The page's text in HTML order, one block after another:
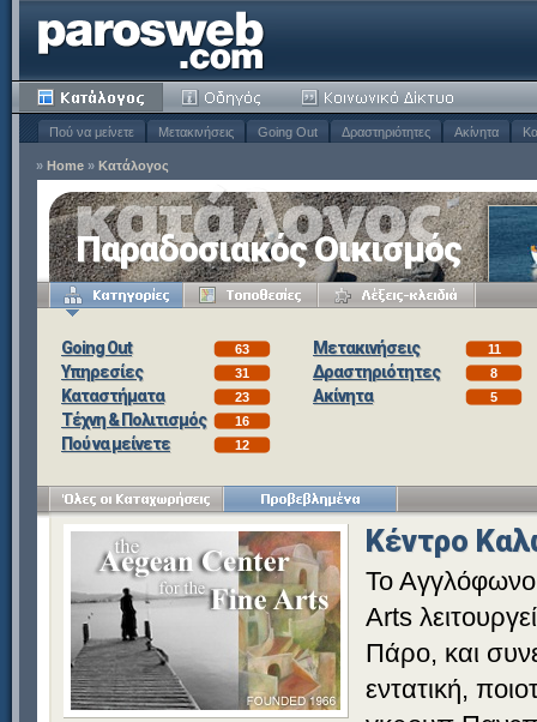
Πού να μείνετε Μετακινήσεις Going Out Δραστηριότητες Ακίνητα
» Home » Κατάλογος
Παραδοσιακός Οικισμός
Going Out 63
Υπηρεσίες 31
Καταστήματα 23
Τέχνη & Πολιτισμός 16
Πού να μείνετε 12
Μετακινήσεις 11
Δραστηριότητες 8
Ακίνητα 5
Κέντρο
Το
Arts
Πάρο, και
εντατική,